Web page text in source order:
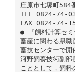
庄原市七塚町584
TEL 0824-74-
FAX 0824-74-
● 『飼料計算セミ
畜産に関わる県職
畜技センターで開
河野飼養技術副部
こととして，飼